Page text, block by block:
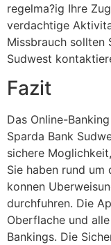
regelma?ig Ihre
verdachtige
Missbrauch sollten
Sudwest
Fazit
Das Online-
Sparda Bank
sichere
Sie haben rund
konnen
durchfuhren. Die
Oberflache und
Bankings. Die